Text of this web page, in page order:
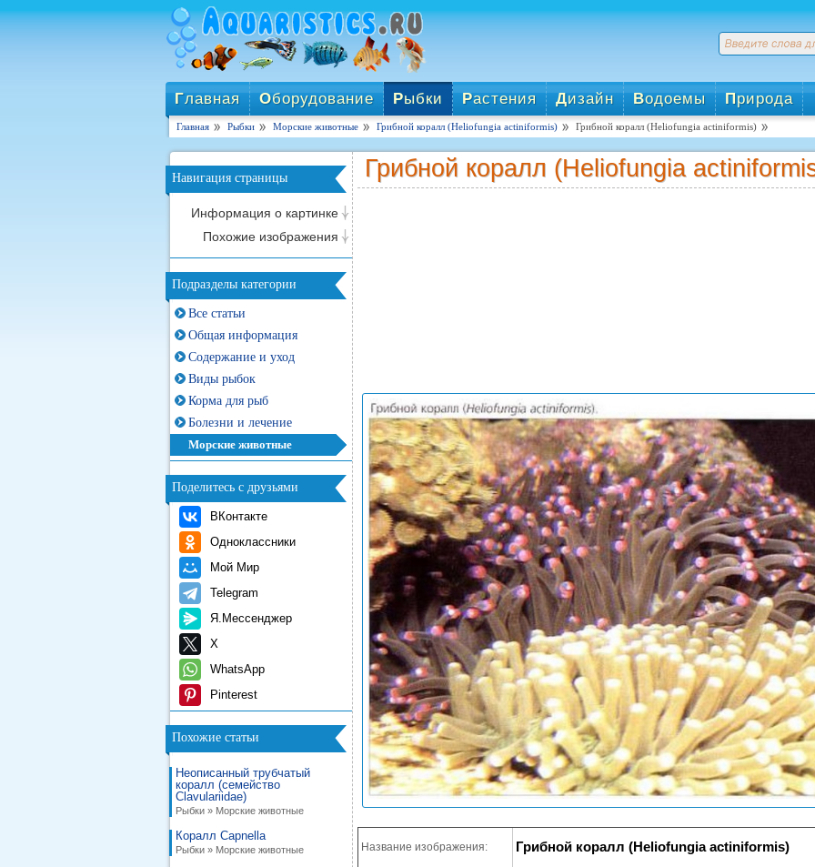
Главная Оборудование Рыбки Растения Дизайн Водоемы Природа
Главная Рыбки Морские животные Грибной коралл (Heliofungia actiniformis) Грибной коралл (Heliofungia actiniformis)
Навигация страницы
Информация о картинке
Похожие изображения
Подразделы категории
Все статьи
Общая информация
Содержание и уход
Виды рыбок
Корма для рыб
Болезни и лечение
Морские животные
Поделитесь с друзьями
ВКонтакте
Одноклассники
Мой Мир
Telegram
Я.Мессенджер
X
WhatsApp
Pinterest
Похожие статьи
Неописанный трубчатый
коралл (семейство
Clavulariidae)
Рыбки » Морские животные
Коралл Capnella
Рыбки » Морские животные
Грибной коралл (Heliofungia
Название изображения: Грибной коралл (Heliofungia actiniformis)